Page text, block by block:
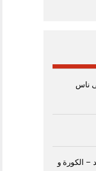
ناس
– الكورة و